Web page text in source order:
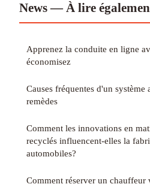
News — À lire
Apprenez la conduite en ligne
économisez
Causes fréquentes d'un
remèdes
Comment les innovations en
recyclés influencent-elles la
automobiles?
Comment réserver un chauffeur